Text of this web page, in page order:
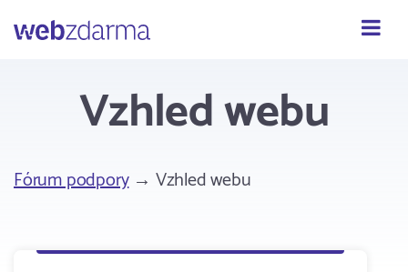
Webzdarma
Vzhled webu
Fórum podpory→ Vzhled webu